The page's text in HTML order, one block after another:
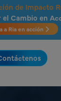
de Impacto
Cambio en
a Ria en acción